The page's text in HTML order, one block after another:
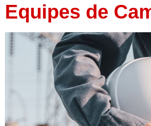
Equipes de